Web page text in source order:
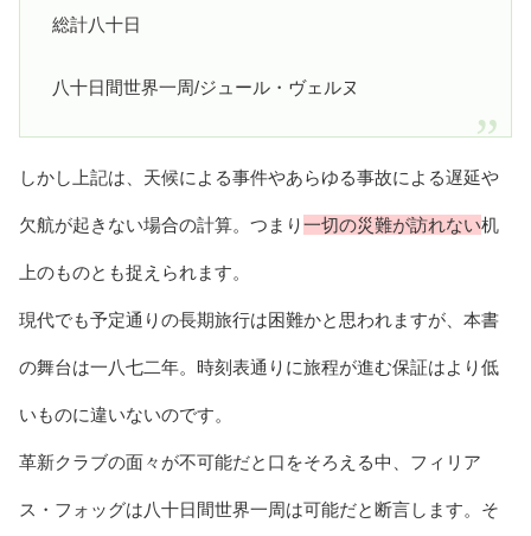
総計八十日
八十日間世界一周/ジュール・ヴェルヌ
しかし上記は、天候による事件やあらゆる事故による遅延や
欠航が起きない場合の計算。つまり一切の災難が訪れない机
上のものとも捉えられます。
現代でも予定通りの長期旅行は困難かと思われますが、本書
の舞台は一八七二年。時刻表通りに旅程が進む保証はより低
いものに違いないのです。
革新クラブの面々が不可能だと口をそろえる中、フィリア
ス・フォッグは八十日間世界一周は可能だと断言します。そ